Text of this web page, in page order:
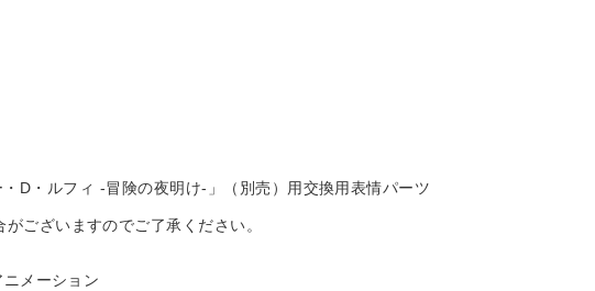
D・ルフィ -冒険の夜明け-」（別売）用交換用表情パーツ
ございますのでご了承ください。
メーション